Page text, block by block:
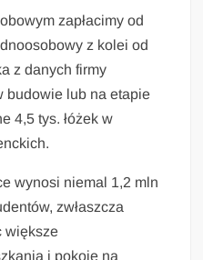
zapłacimy od
z kolei od
z danych firmy
budowie lub na etapie
4,5 tys. łóżek w
wynosi niemal 1,2 mln
zwłaszcza
większe
i pokoje na